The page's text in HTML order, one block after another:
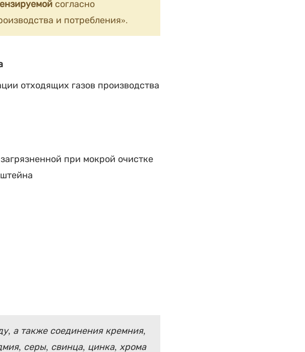
согласно
и потребления».
отходящих газов производства
при мокрой очистке
а также соединения кремния,
серы, свинца, цинка, хрома